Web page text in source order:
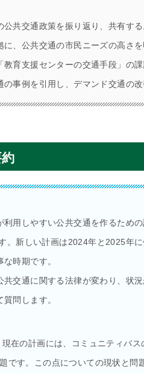
共交通政策を振り返り、共有する
、公共交通の市民ニーズの高さを
育支援センターの交通手段」の課
事例を引用し、デマンド交通の改
用しやすい公共交通を作るため
。新しい計画は2024年と2025年
時期です。
共交通に関する法律が変わり、状
問します。
現在の計画には、コミュニティバ
です。この点についての現状と問